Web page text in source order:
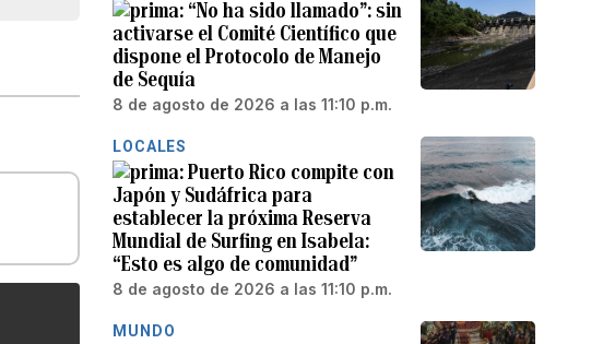
“No ha sido llamado”: sin
activarse el Comité Científico que
dispone el Protocolo de Manejo
de Sequía
8 de agosto de 2026 a las 11:10 p.m.
LOCALES
Puerto Rico compite con
Japón y Sudáfrica para
establecer la próxima Reserva
Mundial de Surfing en Isabela:
“Esto es algo de comunidad”
8 de agosto de 2026 a las 11:10 p.m.
MUNDO